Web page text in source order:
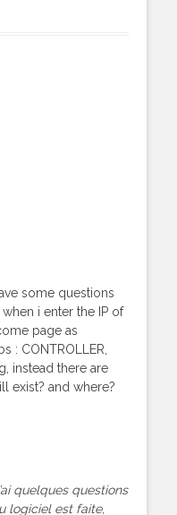
some questions
i enter the IP of
page as
: CONTROLLER,
instead there are
exist? and where?
quelques questions
logiciel est faite,